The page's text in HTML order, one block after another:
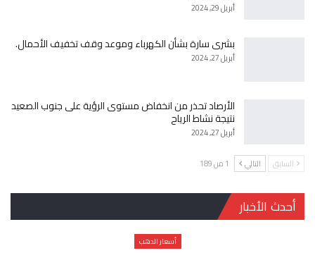
أبريل 29, 2024
بشرى سارة بشأن الكهرباء وموعد وقف تخفيف الأحمال.
أبريل 27, 2024
الأرصاد تحذر من انخفاض مستوى الرؤية على جنوب الصعيد
نتيجة نشاط الرياح
أبريل 27, 2024
السابق التالي 1 من 189
أحدث الأخبار
أسعار الدهب